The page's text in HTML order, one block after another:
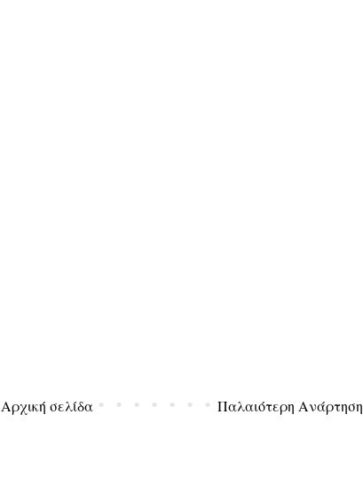
Παλαιότερη Ανάρτηση
Αρχική σελίδα